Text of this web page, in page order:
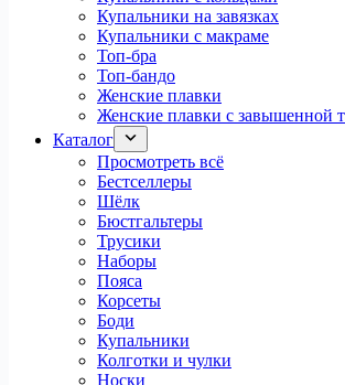
Купальники на завязках
Купальники с макраме
Топ-бра
Топ-бандо
Женские плавки
Женские плавки с завышенной
Каталог
Просмотреть всё
Бестселлеры
Шёлк
Бюстгальтеры
Трусики
Наборы
Пояса
Корсеты
Боди
Купальники
Колготки и чулки
Носки